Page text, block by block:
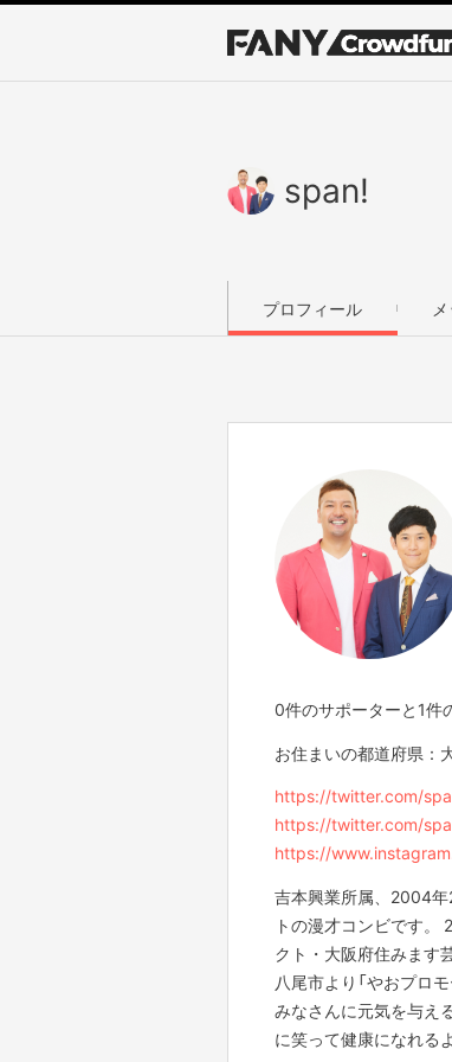
span!
プロフィール
0件のサポーターと1件
お住まいの都道府県：
https://twitter.com/
https://twitter.com/
https://
吉本興業所属、2004
トの漫才コンビです。
クト・大阪府住みます
八尾市より「やおプロ
みなさんに元気を与え
に笑って健康になれる